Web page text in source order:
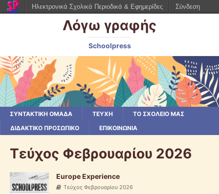
Λόγω γραφής
Schoolpress
ΣΥΝΤΑΚΤΙΚΗ ΟΜΑΔΑ ΤΕΥΧΗ
ΤΟ ΣΧΟΛΕΙΟ ΜΑΣ
ΔΙΔΑΚΤΙΚΟ ΠΡΟΣΩΠΙΚΟ
ΕΠΙΚΟΙΝΩΝΙΑ
Τεύχος Φεβρουαρίου 2026
Europe Experience
Τεύχος Φεβρουαρίου 2026
Ηλεκτρονικά Σχολικά Περιοδικά & Εφημερίδες Σύνδεση